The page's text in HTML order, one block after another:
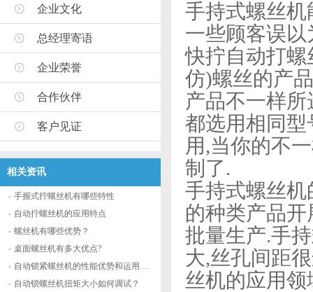
企业文化
总经理寄语
企业荣誉
合作伙伴
客户见证
相关资讯
手握式拧螺丝机有哪些特性
自动拧螺丝机的应用特点
螺丝机有哪些优势？
桌面螺丝机有多大优点?
自动锁紧螺丝机的性能优势和运用流程
自动锁螺丝机扭矩大小如何调试？
手持式螺丝机
一些顾客误
快拧自动打
仿)螺丝的产
产品不一样
都选用相同
用,当你的不
制了.
手持式螺丝
的种类产品
批量生产.手
大,丝孔间距
丝机的应用领